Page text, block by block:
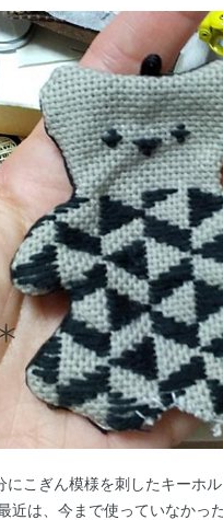
にこぎん模様を刺したキーホ
近は、今まで使っていなかっ